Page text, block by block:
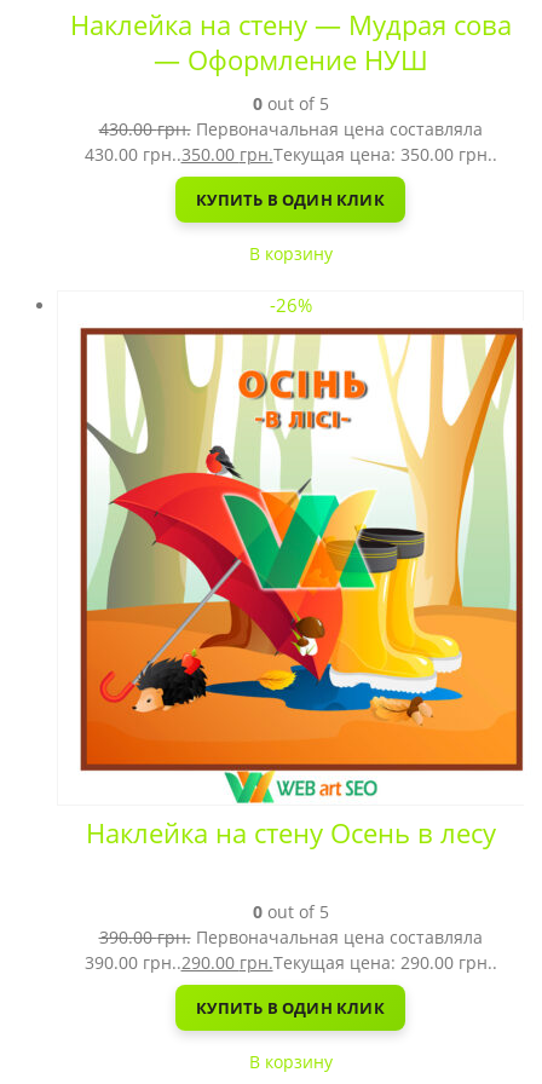
Наклейка на стену — Мудрая сова
— Оформление НУШ
0out of 5
430.00грн. Первоначальная цена составляла
430.00 грн..350.00 грн.Текущая цена: 350.00 грн..
КУПИТЬ В ОДИН КЛИК
В корзину
-26%
Наклейка на стену Осень в лесу
0out of 5
390.00грн. Первоначальная цена составляла
390.00 грн..290.00 грн.Текущая цена: 290.00 грн..
КУПИТЬ В ОДИН КЛИК
В корзину